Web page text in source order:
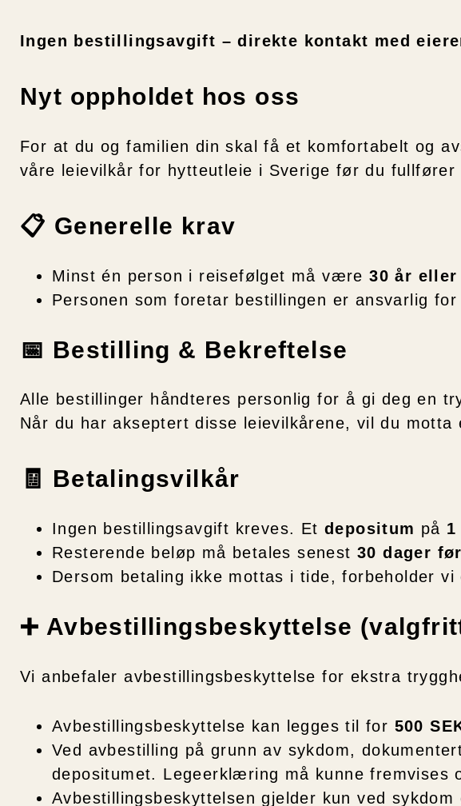
Ingen bestillingsavgift – direkte kontakt med
Nyt oppholdet hos oss
For at du og familien din skal få et komfortabelt og
våre leievilkår for hytteutleie i Sverige før du fullfører
📋 Generelle krav
Minst én person i reisefølget må være30 år
Personen som foretar bestillingen er ansvarlig
📅 Bestilling & Bekreftelse
Alle bestillinger håndteres personlig for å gi deg en
Når du har akseptert disse leievilkårene, vil du
🧾 Betalingsvilkår
Ingen bestillingsavgift kreves. Et depositum på 1
Resterende beløp må betales senest 30 dager
Dersom betaling ikke mottas i tide, forbeholder
➕ Avbestillingsbeskyttelse
Vi anbefaler avbestillingsbeskyttelse for ekstra
Avbestillingsbeskyttelse kan legges til for 500
Ved avbestilling på grunn av sykdom,
depositumet. Legeerklæring må kunne fremvises
Avbestillingsbeskyttelsen gjelder kun ved